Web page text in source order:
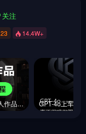
关注
23 14.4W+
Ai宇宙吧 – 个人作品发布流程&规范【必读】